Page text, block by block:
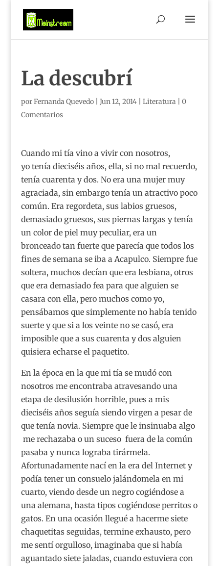
La descubrí
porFernanda Quevedo| Jun 12, 2014| Literatura
0
Comentarios
Cuando mi tía vino a vivir con nosotros,
yo tenía dieciséis años, ella, si no mal recuerdo,
tenía cuarenta y dos. No era una mujer muy
agraciada, sin embargo tenía un atractivo poco
común. Era regordeta, sus labios gruesos,
demasiado gruesos, sus piernas largas y tenía
un color de piel muy peculiar, era un
bronceado tan fuerte que parecía que todos los
fines de semana se iba a Acapulco. Siempre fue
soltera, muchos decían que era lesbiana, otros
que era demasiado fea para que alguien se
casara con ella, pero muchos como yo,
pensábamos que simplemente no había tenido
suerte y que si a los veinte no se casó, era
imposible que a sus cuarenta y dos alguien
quisiera echarse el paquetito.
En la época en la que mi tía se mudó con
nosotros me encontraba atravesando una
etapa de desilusión horrible, pues a mis
dieciséis años seguía siendo virgen a pesar de
que tenía novia. Siempre que le insinuaba algo
me rechazaba o un suceso fuera de la común
pasaba y nunca lograba tirármela.
Afortunadamente nací en la era del Internet y
podía tener un consuelo jalándomela en mi
cuarto, viendo desde un negro cogiéndose a
una alemana, hasta tipos cogiéndose perritos o
gatos. En una ocasión llegué a hacerme siete
chaquetitas seguidas, termine exhausto, pero
me sentí orgulloso, imaginaba que si había
aguantado siete jaladas, cuando estuviera con